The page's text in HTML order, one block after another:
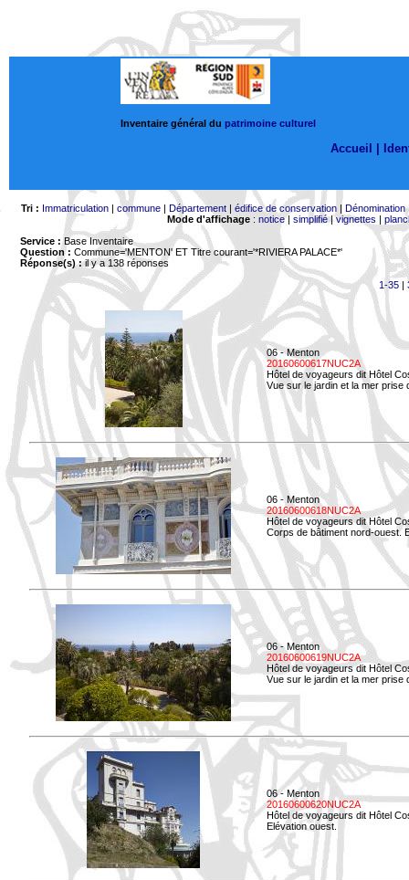
Inventaire général du patrimoine culturel
Accueil |
Tri : Immatriculation| commune| Département| édifice de conservation| Dénomination
Mode d'affichage: notice| simplifié|vignettes |
Service : Base Inventaire
Question : Commune='MENTON' ET Titre courant='*RIVIERA PALACE*'
Réponse(s) :il y a 138 réponses
1-35|
06 - Menton
20160600617NUC2A
Hôtel de voyageurs dit Hôtel
Vue sur le jardin et la mer prise
06 - Menton
20160600618NUC2A
Hôtel de voyageurs dit Hôtel
Corps de bâtiment nord-ouest.
06 - Menton
20160600619NUC2A
Hôtel de voyageurs dit Hôtel
Vue sur le jardin et la mer prise
06 - Menton
20160600620NUC2A
Hôtel de voyageurs dit Hôtel
Elévation ouest.